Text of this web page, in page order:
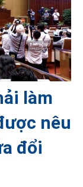
làm
nêu
đổi